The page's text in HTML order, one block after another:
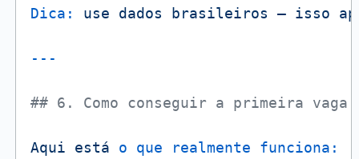
Dica: use dados brasileiros — isso
## 6. Como conseguir a primeira vaga
Aqui está o que realmente funciona: